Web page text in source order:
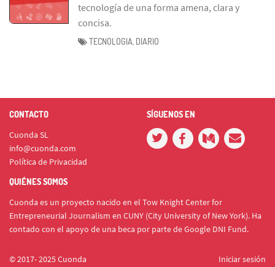
tecnología de una forma amena, clara y
concisa.
TECNOLOGIA, DIARIO
CONTACTO
Cuonda SL
info@cuonda.com
Política de Privacidad
SÍGUENOS EN
QUIÉNES SOMOS
Cuonda es un proyecto nacido en el Tow Knight Center for
Entrepreneurial Journalism en CUNY (City University of New York). Ha
contado con el apoyo de una beca por parte de Google DNI Fund.
© 2017- 2025 Cuonda Iniciar sesión